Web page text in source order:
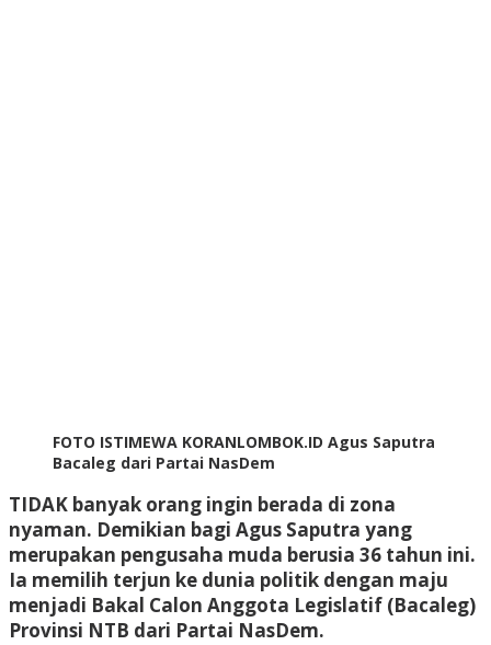
FOTO ISTIMEWA KORANLOMBOK.ID Agus Saputra
Bacaleg dari Partai NasDem
TIDAK banyak orang ingin berada di zona
nyaman. Demikian bagi Agus Saputra yang
merupakan pengusaha muda berusia 36 tahun ini.
Ia memilih terjun ke dunia politik dengan maju
menjadi Bakal Calon Anggota Legislatif (Bacaleg)
Provinsi NTB dari Partai NasDem.